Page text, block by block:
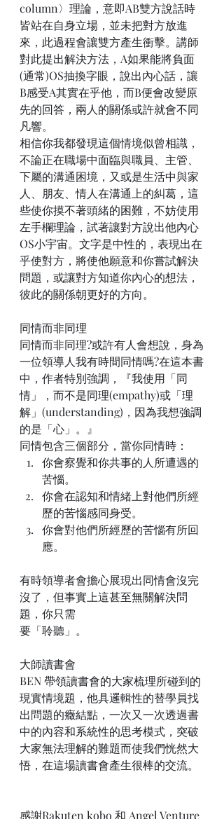
column〉理論，意即AB雙方說話時
皆站在自身立場，並未把對方放進
來，此過程會讓雙方產生衝擊。講師
對此提出解決方法，A如果能將負面
(通常)OS抽換字眼，說出內心話，讓
B感受A其實在乎他，而B便會改變原
先的回答，兩人的關係或許就會不同
凡響。
相信你我都發現這個情境似曾相識，
不論正在職場中面臨與職員、主管、
下屬的溝通困境，又或是生活中與家
人、朋友、情人在溝通上的糾葛，這
些使你摸不著頭緒的困難，不妨使用
左手欄理論，試著讓對方說出他內心
OS小宇宙。文字是中性的，表現出在
乎使對方，將使他願意和你嘗試解決
問題，或讓對方知道你內心的想法，
彼此的關係朝更好的方向。
同情而非同理
同情而非同理?或許有人會想說，身為
一位領導人我有時間同情嗎?在這本書
中，作者特別強調，『我使用「同
情」，而不是同理(empathy)或「理
解」(understanding)，因為我想強調
的是「心」。』
同情包含三個部分，當你同情時：
你會察覺和你共事的人所遭遇的
苦惱。
你會在認知和情緒上對他們所經
歷的苦惱感同身受。
你會對他們所經歷的苦惱有所回
應。
有時領導者會擔心展現出同情會沒完
沒了，但事實上這甚至無關解決問
題，你只需
要「聆聽」。
大師讀書會
BEN 帶領讀書會的大家梳理所碰到的
現實情境題，他具邏輯性的替學員找
出問題的癥結點，一次又一次透過書
中的內容和系統性的思考模式，突破
大家無法理解的難題而使我們恍然大
悟，在這場讀書會產生很棒的交流。
感謝Rakuten kobo 和 Angel Venture